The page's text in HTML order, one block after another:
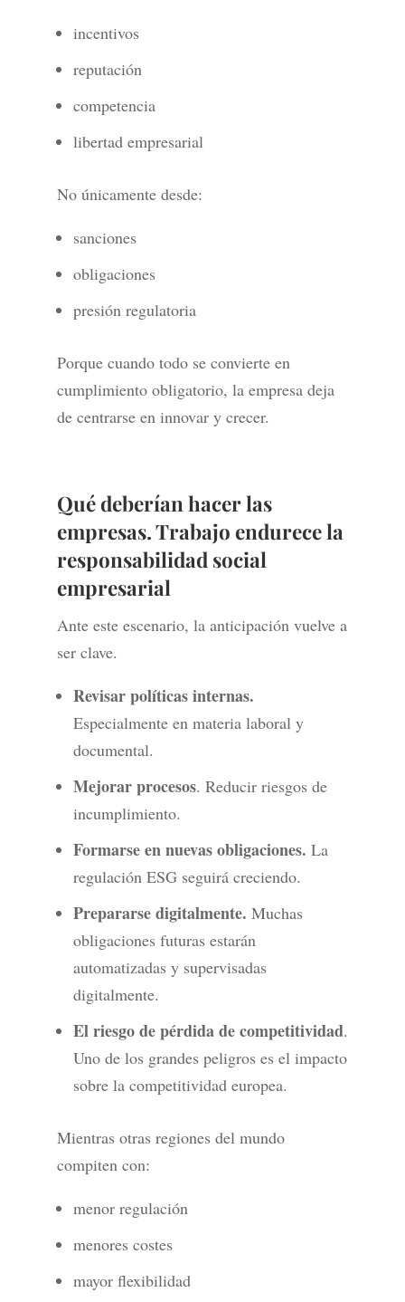
incentivos
reputación
competencia
libertad empresarial
No únicamente desde:
sanciones
obligaciones
presión regulatoria
Porque cuando todo se convierte en
cumplimiento obligatorio, la empresa deja
de centrarse en innovar y crecer.
Qué deberían hacer las
empresas. Trabajo endurece la
responsabilidad social
empresarial
Ante este escenario, la anticipación vuelve a
ser clave.
Revisar políticas internas.
Especialmente en materia laboral y
documental.
Mejorar procesos. Reducir riesgos de
incumplimiento.
Formarse en nuevas obligaciones. La
regulación ESG seguirá creciendo.
Prepararse digitalmente. Muchas
obligaciones futuras estarán
automatizadas y supervisadas
digitalmente.
El riesgo de pérdida de competitividad.
Uno de los grandes peligros es el impacto
sobre la competitividad europea.
Mientras otras regiones del mundo
compiten con:
menor regulación
menores costes
mayor flexibilidad